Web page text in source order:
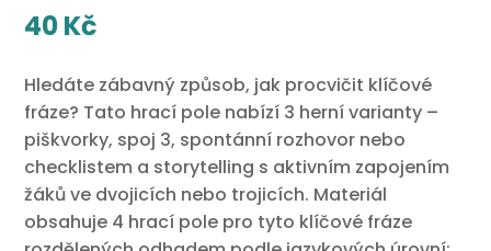
40Kč
Hledáte zábavný způsob, jak procvičit klíčové
fráze? Tato hrací pole nabízí 3 herní varianty –
piškvorky, spoj 3, spontánní rozhovor nebo
checklistem a storytelling s aktivním zapojením
žáků ve dvojicích nebo trojicích. Materiál
obsahuje 4 hrací pole pro tyto klíčové fráze